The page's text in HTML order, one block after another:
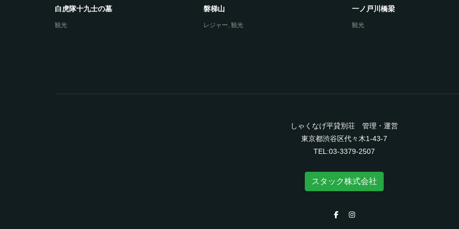
白虎隊十九士の墓
観光
磐梯山
レジャー, 観光
一ノ戸川橋梁
観光
しゃくなげ平貸別荘 管理・運営
東京都渋谷区代々木1-43-7
TEL:03-3379-2507
スタック株式会社